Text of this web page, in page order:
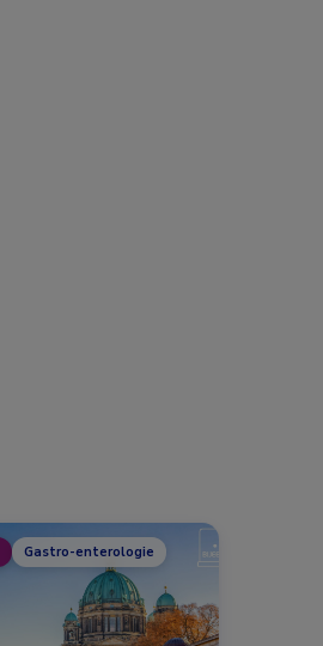
Gastro-enterologie